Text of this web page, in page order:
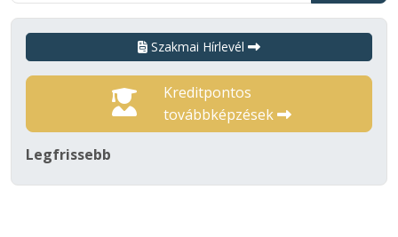
Szakmai Hírlevél
Kreditpontos
továbbképzések
Legfrissebb